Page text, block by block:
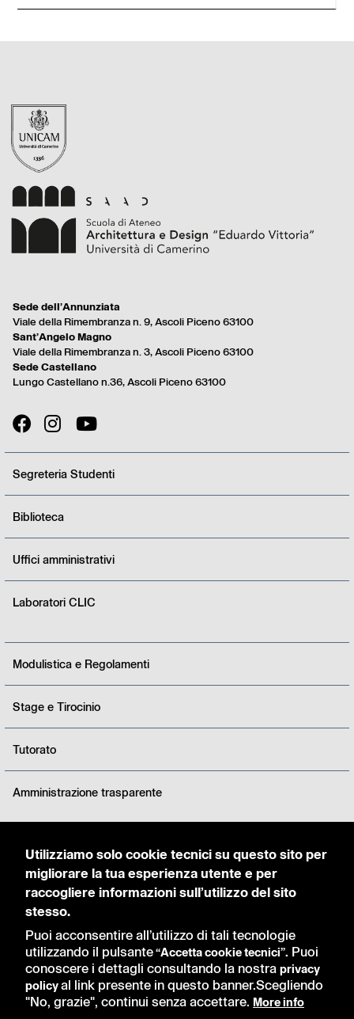
menu
full
Sede dell’Annunziata
Viale della Rimembranza n. 9, Ascoli Piceno 63100
Sant’Angelo Magno
Viale della Rimembranza n. 3, Ascoli Piceno 63100
Sede Castellano
Lungo Castellano n.36, Ascoli Piceno 63100
Segreteria Studenti
Biblioteca
Uffici amministrativi
Laboratori CLIC
Modulistica e Regolamenti
Stage e Tirocinio
Tutorato
Amministrazione trasparente
Accedi come Studente
Orario delle Lezioni
Appelli d'esame
Appelli di Laurea
Utilizziamo solo cookie tecnici su questo sito per
migliorare la tua esperienza utente e per
raccogliere informazioni sull’utilizzo del sito
stesso.
Puoi acconsentire all’utilizzo di tali tecnologie
utilizzando il pulsante“Accetta cookie tecnici”. Puoi
conoscere i dettagli consultando la nostra privacy
policyal link presente in questo banner.Scegliendo
"No, grazie", continui senza accettare. More info